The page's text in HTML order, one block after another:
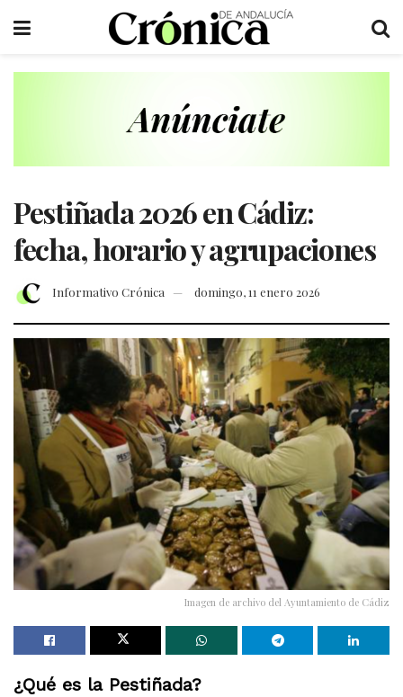
Pestiñada 2026 en Cádiz:
fecha, horario y agrupaciones
Informativo Crónica domingo, 11 enero 2026
Imagen de archivo del Ayuntamiento de Cádiz
¿Qué es la Pestiñada?